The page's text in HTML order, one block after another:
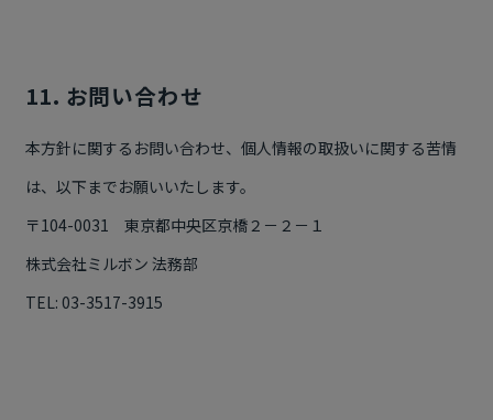
11. お問い合わせ
本方針に関するお問い合わせ、個人情報の取扱いに関する苦情
は、以下までお願いいたします。
〒104-0031 東京都中央区京橋２－２－１
株式会社ミルボン 法務部
TEL: 03-3517-3915